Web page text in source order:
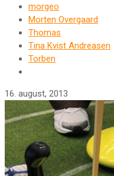
morgeo
Morten Overgaard
Thomas
Tina Kvist Andreasen
Torben
16. august, 2013